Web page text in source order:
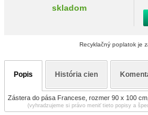
skladom
Recyklačný poplatok je
Popis História cien
Zástera do pása Francese, rozmer 90 x 100
(vyhradzujeme si právo meniť tieto popisy a